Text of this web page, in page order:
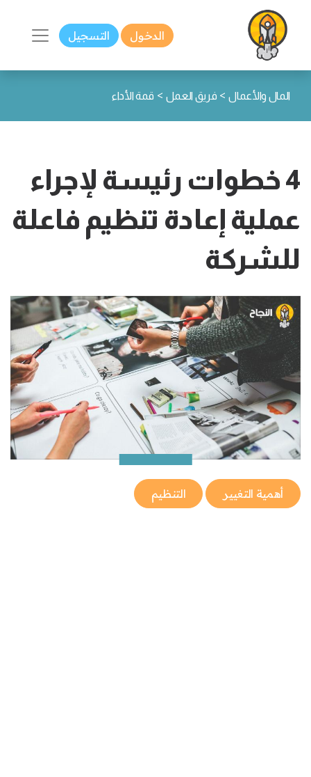
الدخول التسجيل
المال والأعمال > فريق العمل > قمة الأداء
4 خطوات رئيسة لإجراء
عملية إعادة تنظيم فاعلة
للشركة
أهمية التغيير التنظيم